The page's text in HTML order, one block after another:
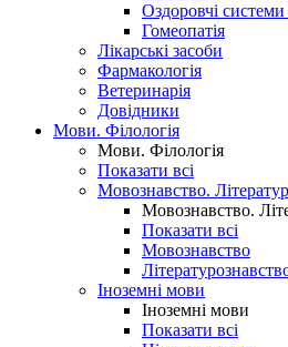
Оздоровчі системи
Гомеопатія
Лікарські засоби
Фармакологія
Ветеринарія
Довідники
Мови. Філологія
Мови. Філологія
Показати всі
Мовознавство.
Мовознавство.
Показати всі
Мовознавство
Іноземні мови
Іноземні мови
Показати всі